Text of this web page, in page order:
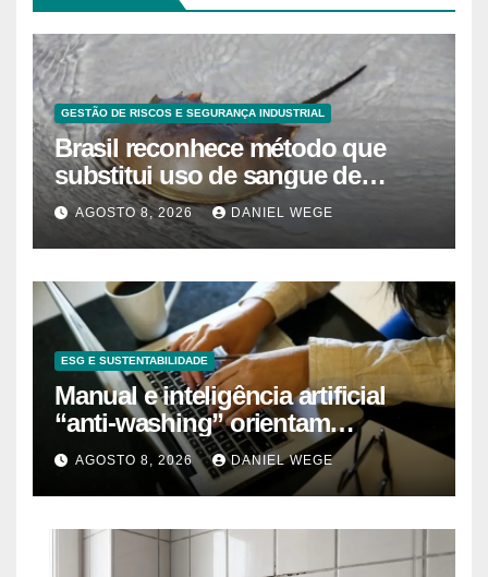
GESTÃO DE RISCOS E SEGURANÇA INDUSTRIAL
Brasil reconhece método que
substitui uso de sangue de
caranguejo-ferradura em testes
farmacêuticos
AGOSTO 8, 2026 DANIEL WEGE
ESG E SUSTENTABILIDADE
Manual e inteligência artificial
“anti-washing” orientam
empresas
AGOSTO 8, 2026 DANIEL WEGE